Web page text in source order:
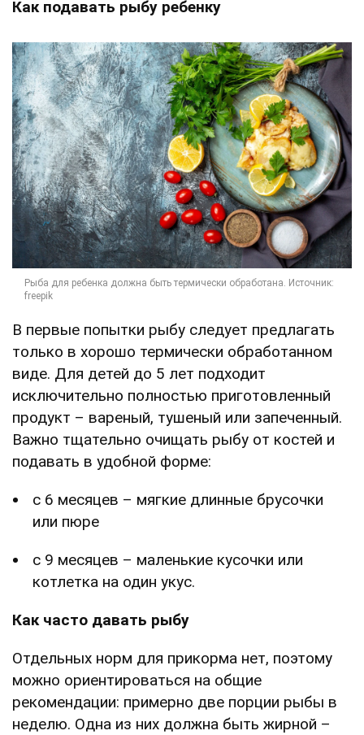
Как подавать рыбу ребенку
В первые попытки рыбу следует предлагать
только в хорошо термически обработанном
виде. Для детей до 5 лет подходит
исключительно полностью приготовленный
продукт – вареный, тушеный или запеченный.
Важно тщательно очищать рыбу от костей и
подавать в удобной форме:
с 6 месяцев – мягкие длинные брусочки
или пюре
с 9 месяцев – маленькие кусочки или
котлетка на один укус.
Как часто давать рыбу
Отдельных норм для прикорма нет, поэтому
можно ориентироваться на общие
рекомендации: примерно две порции рыбы в
неделю. Одна из них должна быть жирной –